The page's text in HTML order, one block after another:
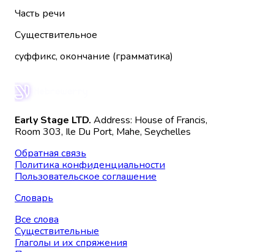
Часть речи
Существительное
суффикс, окончание (грамматика)
Early Stage LTD. Address: House of Francis,
Room 303, Ile Du Port, Mahe, Seychelles
Обратная связь
Политика конфиденциальности
Пользовательское соглашение
Словарь
Все слова
Существительные
Глаголы и их спряжения